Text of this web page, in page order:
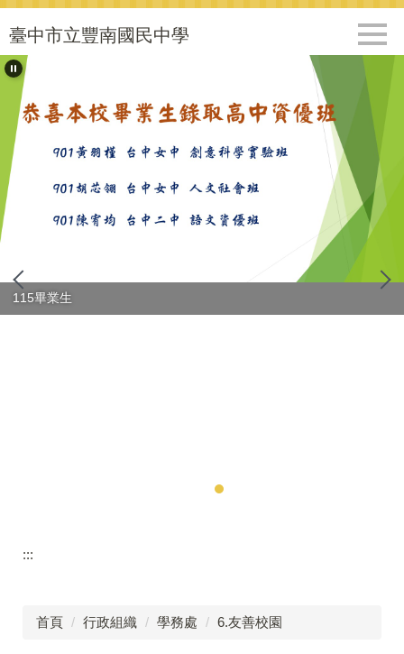
跳
到
主
要
容
區
臺中市立豐南國民中學
115畢業生
:::
首頁 行政組織 學務處 6.友善校園